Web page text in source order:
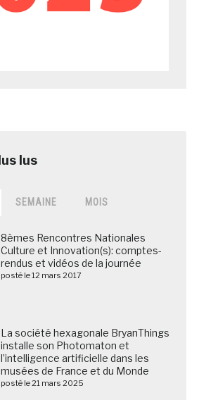
SEMAINE MOIS
8èmes Rencontres Nationales
Culture et Innovation(s): comptes-
rendus et vidéos de la journée
posté le 12 mars 2017
La société hexagonale BryanThings
installe son Photomaton et
l’intelligence artificielle dans les
musées de France et du Monde
posté le 21 mars 2025